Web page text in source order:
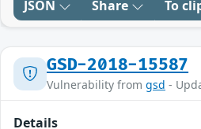
JSON Share To
GSD-2018-15587
Vulnerability from gsd -
Details